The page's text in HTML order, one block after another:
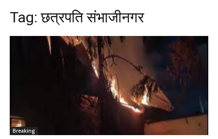
Tag:छत्रपति संभाजीनगर
Breaking